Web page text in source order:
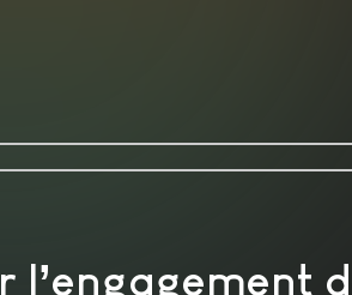
l’engagement